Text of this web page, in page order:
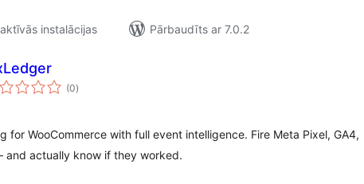
instalācijas
Pārbaudīts ar 7.0.2
(0vērtējumu
kopsumma
)
for WooCommerce with full event intelligence. Fire Meta Pixel, GA4,
and actually know if they worked.